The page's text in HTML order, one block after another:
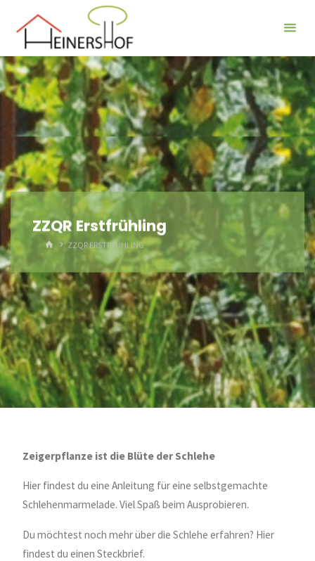
ZZQR Erstfrühling
HOMEZZQR ERSTFRÜHLING
Zeigerpflanze ist die Blüte der Schlehe
Hier findest du eine Anleitung für eine selbstgemachte
Schlehenmarmelade. Viel Spaß beim Ausprobieren.
Du möchtest noch mehr über die Schlehe erfahren? Hier
findest du einen Steckbrief.